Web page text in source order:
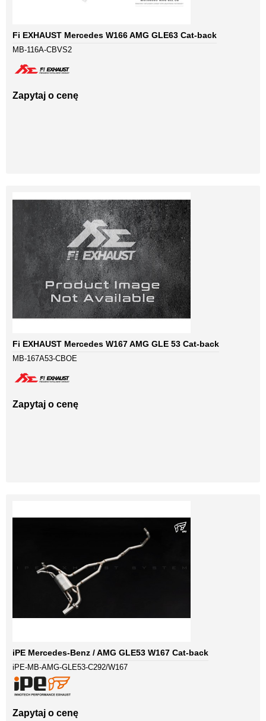
Fi EXHAUST Mercedes W166 AMG GLE63 Cat-back
MB-116A-CBVS2
Zapytaj o cenę
Fi EXHAUST Mercedes W167 AMG GLE 53 Cat-back
MB-167A53-CBOE
Zapytaj o cenę
iPE Mercedes-Benz / AMG GLE53 W167 Cat-back
iPE-MB-AMG-GLE53-C292/W167
Zapytaj o cenę